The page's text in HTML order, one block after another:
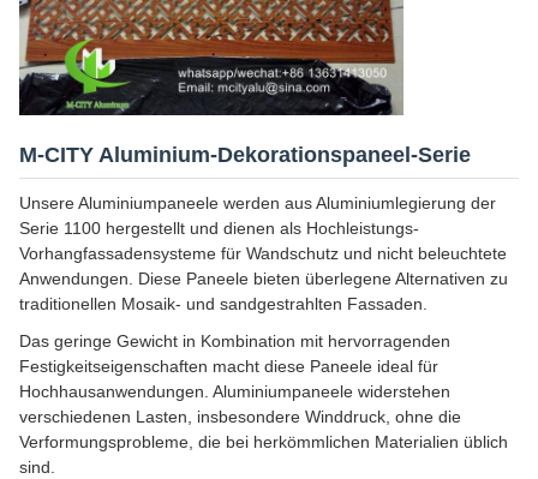
M-CITY Aluminium-Dekorationspaneel-Serie
Unsere Aluminiumpaneele werden aus Aluminiumlegierung der
Serie 1100 hergestellt und dienen als Hochleistungs-
Vorhangfassadensysteme für Wandschutz und nicht beleuchtete
Anwendungen. Diese Paneele bieten überlegene Alternativen zu
traditionellen Mosaik- und sandgestrahlten Fassaden.
Das geringe Gewicht in Kombination mit hervorragenden
Festigkeitseigenschaften macht diese Paneele ideal für
Hochhausanwendungen. Aluminiumpaneele widerstehen
verschiedenen Lasten, insbesondere Winddruck, ohne die
Verformungsprobleme, die bei herkömmlichen Materialien üblich
sind.